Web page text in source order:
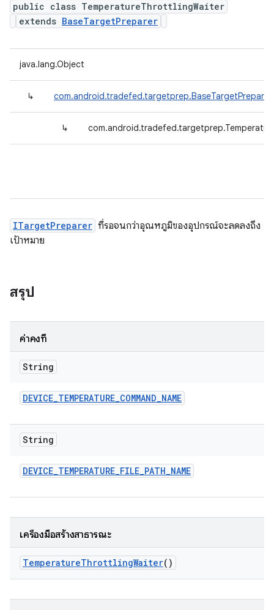
public class TemperatureThrottlingWaiter
extends BaseTargetPreparer
java.lang.Object
↳ com.android.tradefed.targetprep.BaseTargetPreparer
↳
ITargetPreparer ที่รอจนกว่าอุณหภูมิของอุปกรณ์จะลดลงถึง
เป้าหมาย
สรุป
ค่าคงที่
String
DEVICE_TEMPERATURE_COMMAND_NAME
String
DEVICE_TEMPERATURE_FILE_PATH_NAME
เครื่องมือสร้างสาธารณะ
TemperatureThrottlingWaiter()